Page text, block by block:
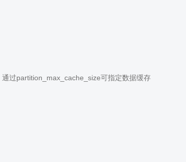
过partition_max_cache_size可指定数据缓存